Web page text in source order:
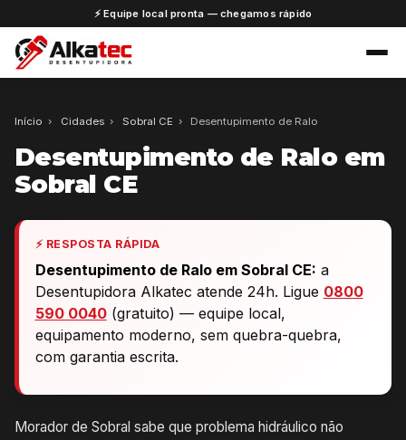
⚡ Equipe local pronta — chegamos rápido
Início › Cidades › Sobral CE › Desentupimento de Ralo
Desentupimento de Ralo em
Sobral CE
⚡ RESPOSTA RÁPIDA
Desentupimento de Ralo em Sobral CE: a
Desentupidora Alkatec atende 24h. Ligue 0800
590 0040(gratuito) — equipe local,
equipamento moderno, sem quebra-quebra,
com garantia escrita.
Morador de Sobral sabe que problema hidráulico não